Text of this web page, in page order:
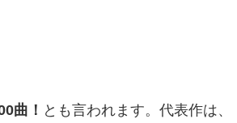
曲！ とも言われます。代表作は、